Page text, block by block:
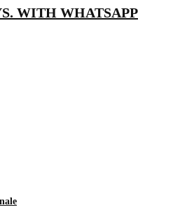
WITH WHATSAPP